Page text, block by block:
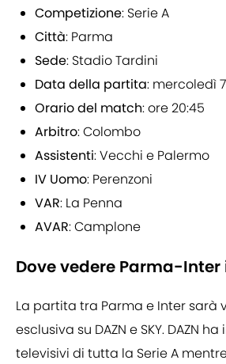
Competizione: Serie A
Città: Parma
Sede: Stadio Tardini
Data della partita: mercoledì
Orario del match: ore 20:45
Arbitro: Colombo
Assistenti: Vecchi e Palermo
IV Uomo: Perenzoni
VAR: La Penna
AVAR: Camplone
Dove vedere Parma-Inter
La partita tra Parma e Inter sarà
esclusiva su DAZN e SKY. DAZN
televisivi di tutta la Serie A mentre